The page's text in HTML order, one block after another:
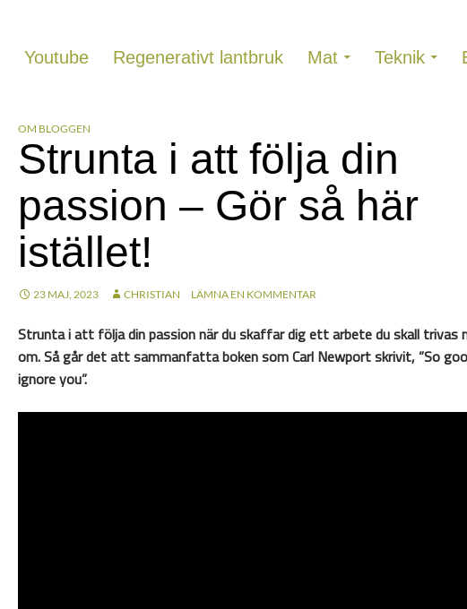
Youtube Regenerativt lantbruk Mat Teknik
OM BLOGGEN
Strunta i att följa din
passion – Gör så här
istället!
23 MAJ, 2023 CHRISTIAN LÄMNA EN KOMMENTAR
Strunta i att följa din passion när du skaffar dig ett arbete du skall trivas
om. Så går det att sammanfatta boken som Carl Newport skrivit, ”So
ignore you”.